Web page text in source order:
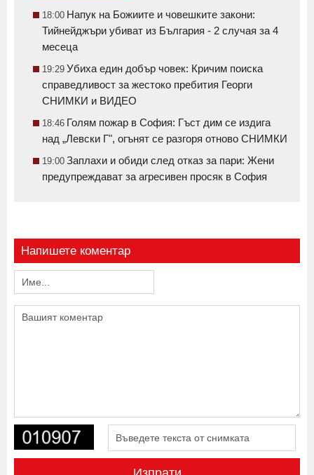
18:00 Напук на Божиите и човешките закони:
Тийнейджъри убиват из България - 2 случая за 4
месеца
19:29 Убиха един добър човек: Кричим поиска
справедливост за жестоко пребития Георги
СНИМКИ и ВИДЕО
18:46 Голям пожар в София: Гъст дим се издига
над „Левски Г", огънят се разгоря отново СНИМКИ
19:00 Заплахи и обиди след отказ за пари: Жени
предупреждават за агресивен просяк в София
Напишете коментар